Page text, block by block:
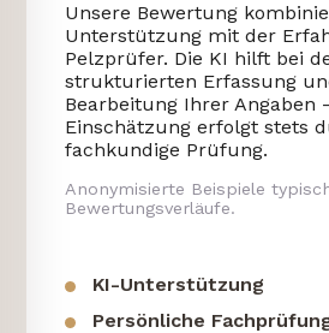
Unsere Bewertung
Unterstützung mit der
Pelzprüfer. Die KI hilft bei
strukturierten Erfassung
Bearbeitung Ihrer Angaben
Einschätzung erfolgt stets
fachkundige Prüfung.
Anonymisierte Beispiele
Bewertungsverläufe.
KI-Unterstützung
Persönliche